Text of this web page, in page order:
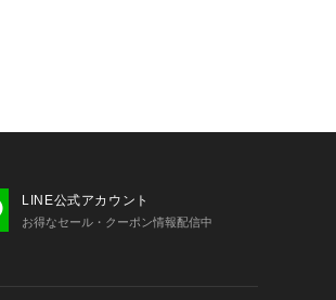
LINE公式アカウント
お得なセール・クーポン情報配信中